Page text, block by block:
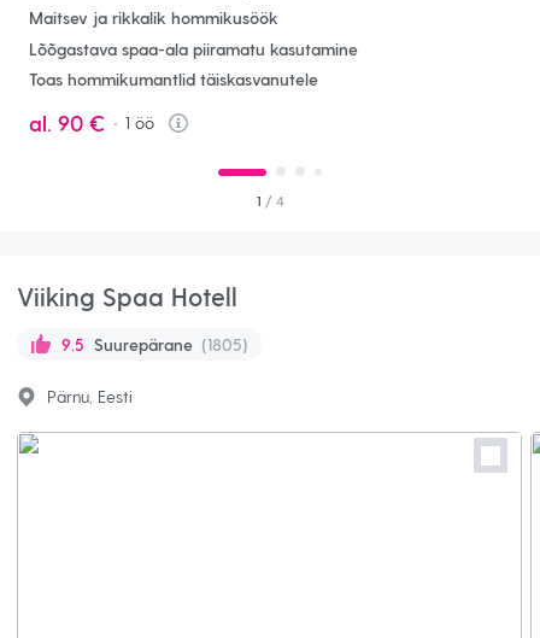
Maitsev ja rikkalik hommikusöök
Lõõgastava spaa-ala piiramatu kasutamine
Toas hommikumantlid täiskasvanutele
al. 90 € 1öö
Info
1 / 4
Viiking Spaa Hotell
9.5 Suurepärane (1805)
Pärnu, Eesti